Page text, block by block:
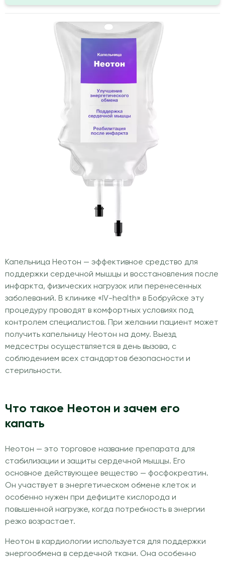
Капельница Неотон — эффективное средство для
поддержки сердечной мышцы и восстановления после
инфаркта, физических нагрузок или перенесенных
заболеваний. В клинике «IV-health» в Бобруйске эту
процедуру проводят в комфортных условиях под
контролем специалистов. При желании пациент может
получить капельницу Неотон на дому. Выезд
медсестры осуществляется в день вызова, с
соблюдением всех стандартов безопасности и
стерильности.
Что такое Неотон и зачем его
капать
Неотон — это торговое название препарата для
стабилизации и защиты сердечной мышцы. Его
основное действующее вещество — фосфокреатин.
Он участвует в энергетическом обмене клеток и
особенно нужен при дефиците кислорода и
повышенной нагрузке, когда потребность в энергии
резко возрастает.
Неотон в кардиологии используется для поддержки
энергообмена в сердечной ткани. Она особенно